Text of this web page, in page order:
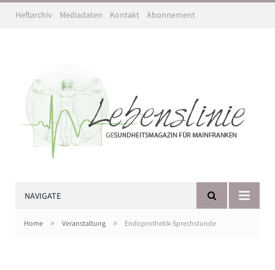
Heftarchiv Mediadaten Kontakt Abonnement
NAVIGATE
Home » Veranstaltung » Endoprothetik-Sprechstunde